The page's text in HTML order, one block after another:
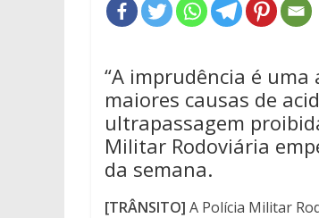
“A imprudência é uma
maiores causas de
ultrapassagem
Militar Rodoviária
da semana.
[TRÂNSITO] A Polícia Militar